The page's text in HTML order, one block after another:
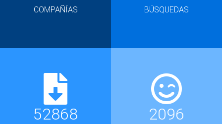
COMPAÑÍAS BÚSQUEDAS
52868 2096